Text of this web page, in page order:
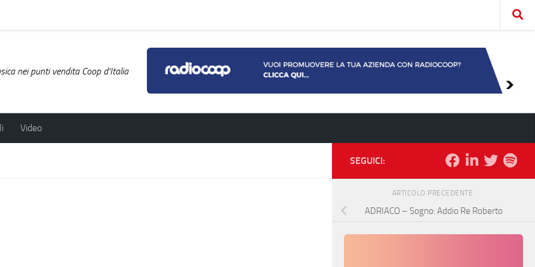
nei punti vendita Coop d'Italia
Video
SEGUICI:
ARTICOLO PRECEDENTE
ADRIACO – Sogno: Addio Re Roberto